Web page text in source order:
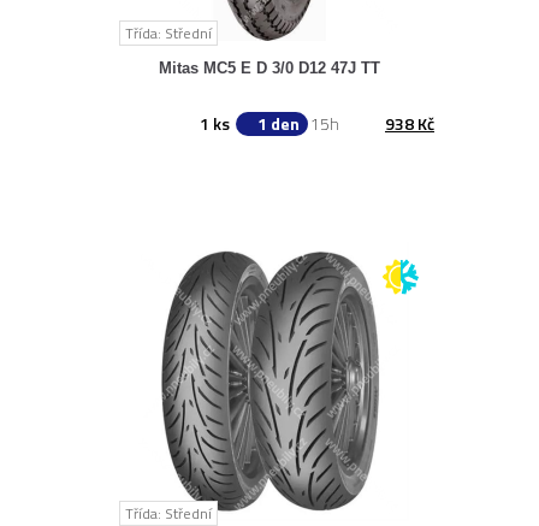
Třída: Střední
Mitas MC5 E D 3/0 D12 47J TT
938 Kč
15h
1 den
1 ks
Třída: Střední